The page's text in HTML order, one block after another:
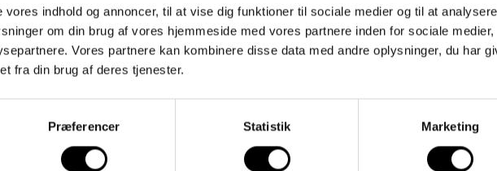
indhold og annoncer, til at vise dig funktioner til sociale medier og til at analysere
om din brug af vores hjemmeside med vores partnere inden for sociale medier,
Vores partnere kan kombinere disse data med andre oplysninger, du har
fra din brug af deres tjenester.
Præferencer Statistik Marketing
at sætte en ring om det, der fylder mest.
indsats mod skolevægring hos børn og unge med
købes af kommuner med henblik på at afdække